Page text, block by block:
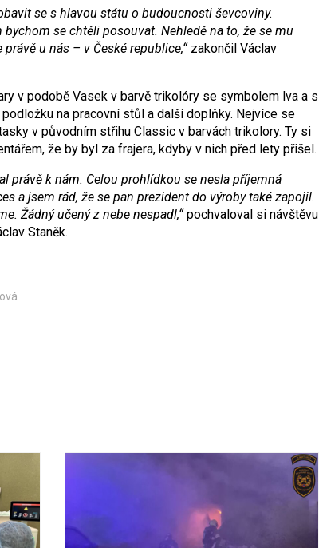
se s hlavou státu o budoucnosti ševcoviny.
se chtěli posouvat. Nehledě na to, že se mu
právě u nás – v České republice,“zakončil Václav
v podobě Vasek v barvě trikolóry se symbolem lva a s
na pracovní stůl a další doplňky. Nejvíce se
v původním střihu Classic v barvách trikolory. Ty si
že by byl za frajera, kdyby v nich před lety přišel.
právě k nám. Celou prohlídkou se nesla příjemná
a jsem rád, že se pan prezident do výroby také zapojil.
Žádný učený z nebe nespadl,“pochvaloval si návštěvu
Staněk.